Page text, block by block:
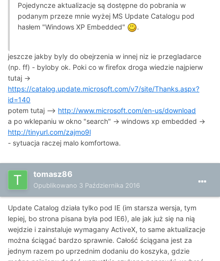
Pojedyncze aktualizacje są dostępne do pobrania w
podanym przeze mnie wyżej MS Update Catalogu pod
hasłem "Windows XP Embedded"
.
jeszcze jakby byly do obejrzenia w innej niz ie przegladarce
(np. ff) - byloby ok. Poki co w firefox droga wiedzie najpierw
tutaj ->
https://catalog.update.microsoft.com/v7/site/Thanks.aspx?
id=140
potem tutaj --> http://www.microsoft.com/en-us/download
a po wklepaniu w okno "search" -> windows xp embedded ->
http://tinyurl.com/zajmo9l
- sytuacja raczej malo komfortowa.
tomasz86
Opublikowano 3 Października 2016
Update Catalog działa tylko pod IE (im starsza wersja, tym
lepiej, bo strona pisana była pod IE6), ale jak już się na nią
wejdzie i zainstaluje wymagany ActiveX, to same aktualizacje
można ściągać bardzo sprawnie. Całość ściągana jest za
jednym razem po uprzednim dodaniu do koszyka, gdzie